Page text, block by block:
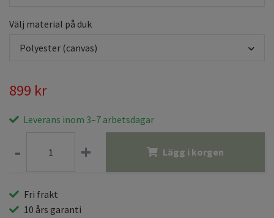
Välj material på duk
Polyester (canvas)
899 kr
Leverans inom 3–7 arbetsdagar
- + Lägg i korgen
Fri frakt
10 års garanti